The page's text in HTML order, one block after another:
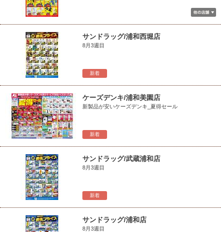
新着
サンドラッグ/浦和西堀店
8月3週目
新着
ケーズデンキ/浦和美園店
新製品が安いケーズデンキ_夏得セール
新着
サンドラッグ/武蔵浦和店
8月3週目
サンドラッグ/浦和店
8月3週目